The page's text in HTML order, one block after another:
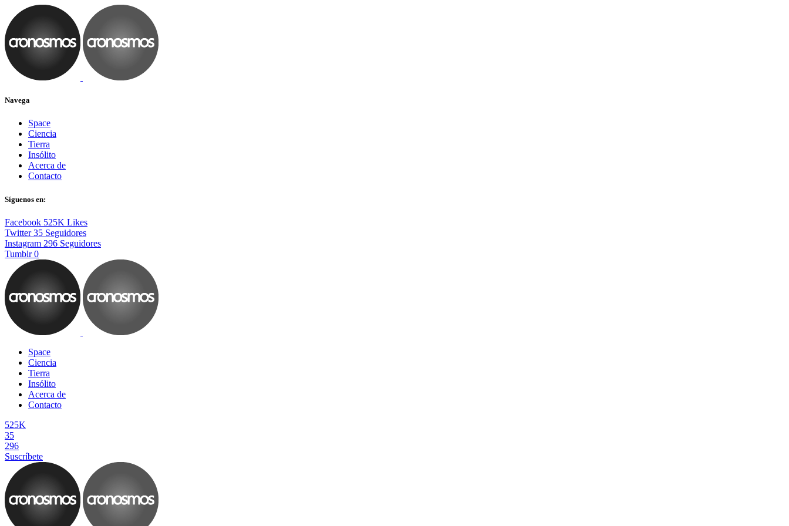
Navega
Space
Ciencia
Tierra
Insólito
Acerca de
Contacto
Síguenos en:
Facebook 525K Likes
Twitter 35 Seguidores
Instagram 296 Seguidores
Tumblr 0
Space
Ciencia
Tierra
Insólito
Acerca de
Contacto
525K
35
296
Suscríbete